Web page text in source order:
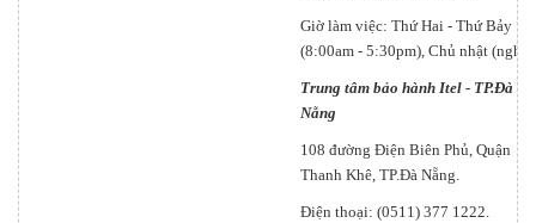
Giờ làm việc: Thứ Hai - Thứ Bảy
(8:00am - 5:30pm), Chủ nhật (nghỉ).
Trung tâm bảo hành Itel - TP.Đà
Nẵng
108 đường Điện Biên Phủ, Quận
Thanh Khê, TP.Đà Nẵng.
Điện thoại: (0511) 377 1222.